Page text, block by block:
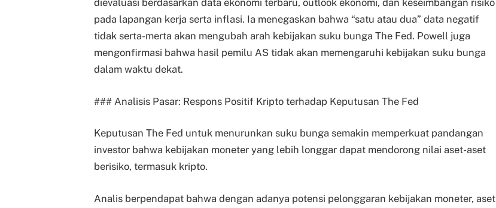
pada lapangan kerja serta inflasi. Ia menegaskan bahwa “satu atau dua” data negatif
tidak serta-merta akan mengubah arah kebijakan suku bunga The Fed. Powell juga
mengonfirmasi bahwa hasil pemilu AS tidak akan memengaruhi kebijakan suku bunga
dalam waktu dekat.
### Analisis Pasar: Respons Positif Kripto terhadap Keputusan The Fed
Keputusan The Fed untuk menurunkan suku bunga semakin memperkuat pandangan
investor bahwa kebijakan moneter yang lebih longgar dapat mendorong nilai aset-aset
berisiko, termasuk kripto.
Analis berpendapat bahwa dengan adanya potensi pelonggaran kebijakan moneter, aset